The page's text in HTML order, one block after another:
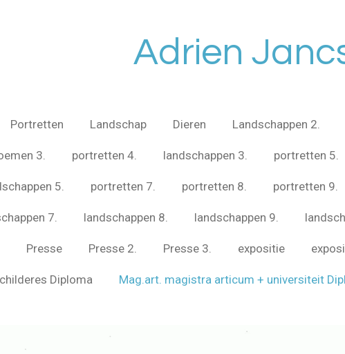
Adrien
Portretten Landschap Dieren Landschappen 2.
3. portretten 4. landschappen 3. portretten 5.
5. portretten 7. portretten 8. portretten 9.
7. landschappen 8. landschappen 9.
Presse Presse 2. Presse 3. expositie
Diploma Mag.art. magistra articum + universiteit